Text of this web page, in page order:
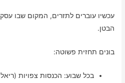
עכשיו עוברים לתזרים, המקום שבו
הבטן.
בונים תחזית פשוטה:
בכל שבוע: הכנסות צפויות